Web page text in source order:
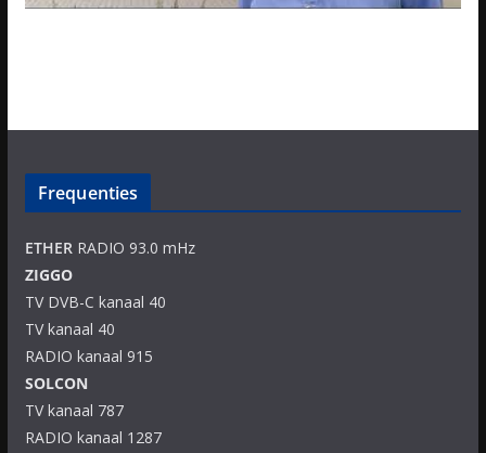
Frequenties
ETHERRADIO 93.0 mHz
ZIGGO
TV DVB-C kanaal 40
TV kanaal 40
RADIO kanaal 915
SOLCON
TV kanaal 787
RADIO kanaal 1287